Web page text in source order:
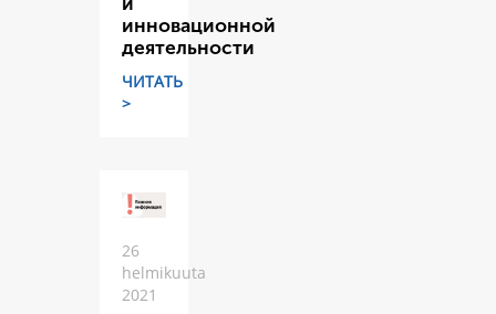
инновационной
деятельности
ЧИТАТЬ
>
26
helmikuuta
2021